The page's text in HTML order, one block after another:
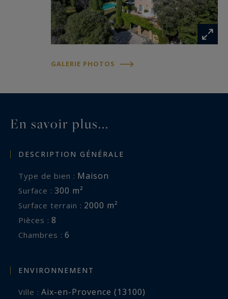
GALERIE PHOTOS
En savoir plus...
DESCRIPTION GÉNÉRALE
Type de bien : Maison
Surface : 300 m²
Surface terrain : 2000 m²
Pièces : 8
Chambres : 6
ENVIRONNEMENT
Ville : Aix-en-Provence (13100)